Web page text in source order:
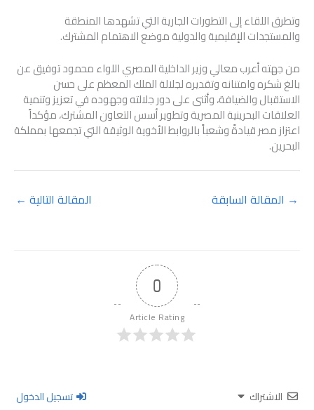
وتطرق اللقاء إلى التطورات الجارية التي تشهدها المنطقة
والمستجدات الإقليمية والدولية موضع الاهتمام المشترك.
من جهته أعرب معالي وزير الداخلية المصري اللواء محمود توفيق عن
بالغ شكره وامتنانه وتقديره لجلالة الملك المعظم على حسن
الاستقبال والضيافة، وأثنى على دور جلالته وجهوده في تعزيز وتنمية
العلاقات البحرينية المصرية وتطوير أسس التعاون المشترك، مؤكداً
اعتزاز مصر قيادةً وشعباً بالروابط الأخوية الوثيقة التي تجمعها بمملكة
البحرين.
→ المقالة السابقة المقالة التالية ←
0
Article Rating
الاشتراك تسجيل الدخول